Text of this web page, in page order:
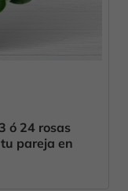
ó 24 rosas
pareja en